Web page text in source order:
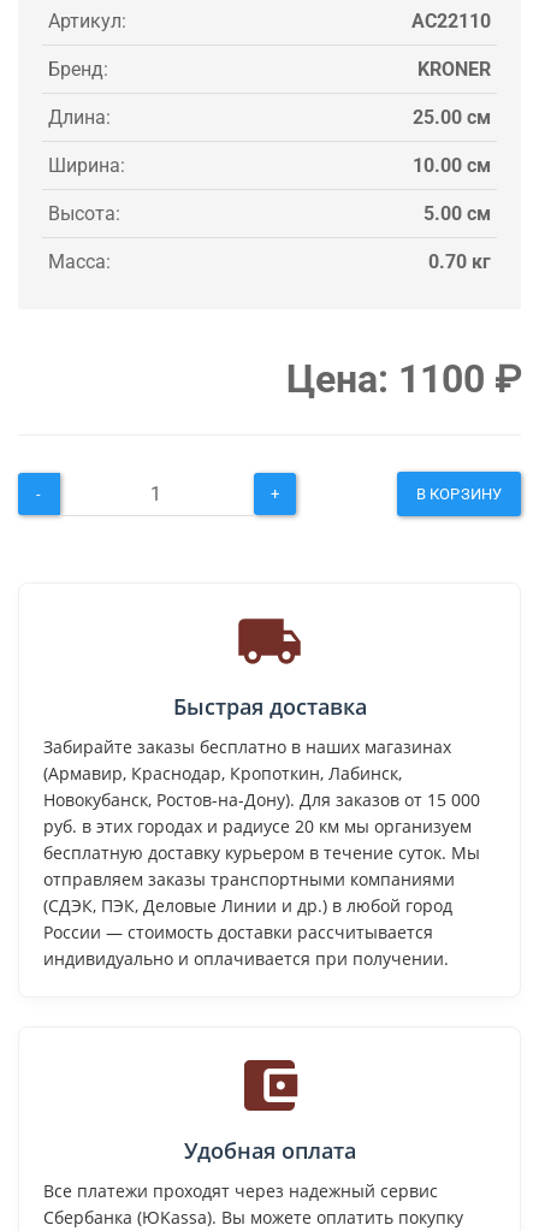
Артикул: AC22110
Бренд: KRONER
Длина: 25.00 см
Ширина: 10.00 см
Высота: 5.00 см
Масса: 0.70 кг
Цена: 1100 ₽
- + В КОРЗИНУ
Быстрая доставка
Забирайте заказы бесплатно в наших магазинах
(Армавир, Краснодар, Кропоткин, Лабинск,
Новокубанск, Ростов-на-Дону). Для заказов от 15 000
руб. в этих городах и радиусе 20 км мы организуем
бесплатную доставку курьером в течение суток. Мы
отправляем заказы транспортными компаниями
(СДЭК, ПЭК, Деловые Линии и др.) в любой город
России — стоимость доставки рассчитывается
индивидуально и оплачивается при получении.
Удобная оплата
Все платежи проходят через надежный сервис
Сбербанка (ЮKassa). Вы можете оплатить покупку